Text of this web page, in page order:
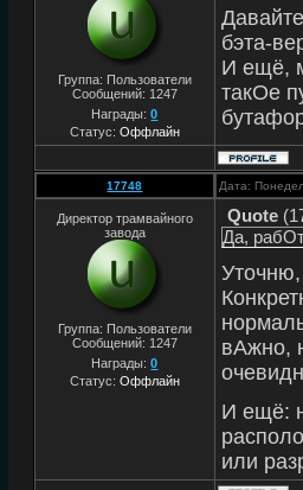
Группа: Пользователи
Сообщений: 1247
Награды:0
Статус: Оффлайн
бэта-
И ещё,
такОе
17748 Дата:
Директор трамвайного
завода
Группа: Пользователи
Сообщений: 1247
Награды:0
Статус: Оффлайн
Quote (
Да,
Уточню,
вАжно,
И ещё:
или